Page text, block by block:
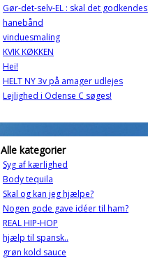
Gør-det-selv-EL : skal det
hanebånd
vinduesmaling
KVIK KØKKEN
Hei!
HELT NY 3v på amager udlejes
Lejlighed i Odense C søges!
Alle kategorier
Syg af kærlighed
Body tequila
Skal og kan jeg hjælpe?
Nogen gode gave idéer til ham?
REAL HIP-HOP
hjælp til spansk..
grøn kold sauce